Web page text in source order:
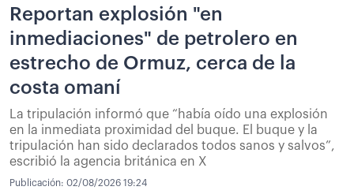
Reportan explosión "en
inmediaciones" de petrolero en
estrecho de Ormuz, cerca de la
costa omaní
La tripulación informó que “había oído una explosión
en la inmediata proximidad del buque. El buque y la
tripulación han sido declarados todos sanos y salvos”,
escribió la agencia británica en X
Publicación: 02/08/2026 19:24